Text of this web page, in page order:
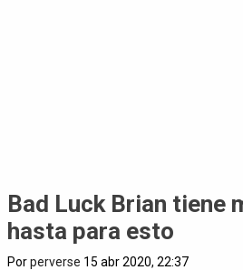
Bad Luck Brian tiene
hasta para esto
Porperverse 15 abr 2020, 22:37